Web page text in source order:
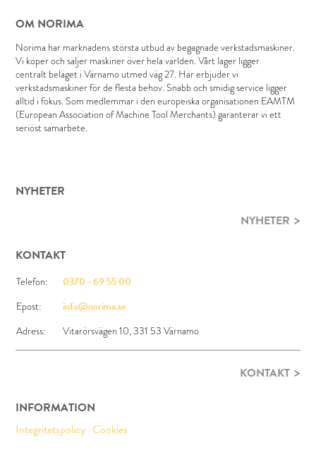
OM NORIMA
Norima har marknadens största utbud av begagnade verkstadsmaskiner.
Vi köper och säljer maskiner över hela världen. Vårt lager ligger
centralt beläget i Värnamo utmed väg 27. Här erbjuder vi
verkstadsmaskiner för de flesta behov. Snabb och smidig service ligger
alltid i fokus. Som medlemmar i den europeiska organisationen EAMTM
(European Association of Machine Tool Merchants) garanterar vi ett
seriöst samarbete.
NYHETER
NYHETER
KONTAKT
Telefon: 0370 - 69 55 00
Epost: info@norima.se
Adress: Vitarörsvägen 10, 331 53 Värnamo
KONTAKT
INFORMATION
Integritetspolicy Cookies